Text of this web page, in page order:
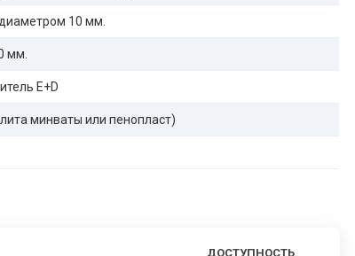
10 мм.
мм.
E+D
минваты или пенопласт)
ДОСТУПНОСТЬ